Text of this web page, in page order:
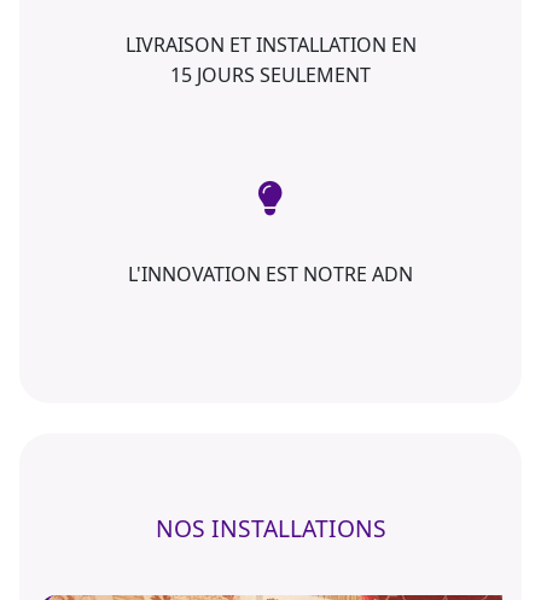
LIVRAISON ET INSTALLATION EN
15 JOURS SEULEMENT
L'INNOVATION EST NOTRE ADN
NOS INSTALLATIONS